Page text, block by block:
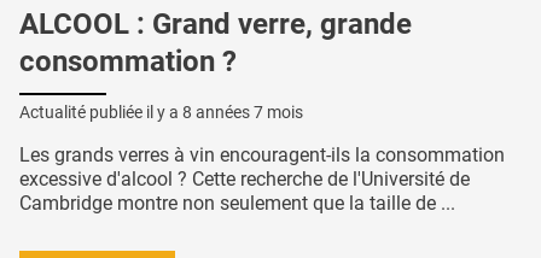
ALCOOL : Grand verre, grande
consommation ?
Actualité publiée il y a 8 années 7 mois
Les grands verres à vin encouragent-ils la consommation
excessive d'alcool ? Cette recherche de l'Université de
Cambridge montre non seulement que la taille de ...